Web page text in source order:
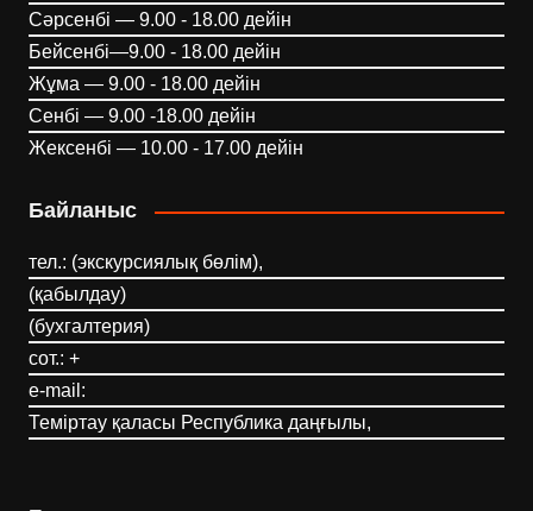
Сәрсенбі — 9.00 - 18.00 дейін
Бейсенбі—9.00 - 18.00 дейін
Жұма — 9.00 - 18.00 дейін
Сенбі — 9.00 -18.00 дейін
Жексенбі — 10.00 - 17.00 дейін
Байланыс
тел.: (экскурсиялық бөлім),
(қабылдау)
(бухгалтерия)
сот.: +
e-mail:
Теміртау қаласы Республика даңғылы,